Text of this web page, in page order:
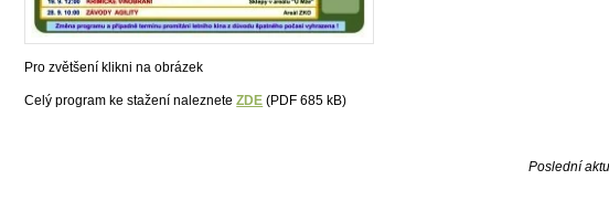
Pro zvětšení klikni na obrázek
Celý program ke stažení nalezneteZDE (PDF 685 kB)
Poslední